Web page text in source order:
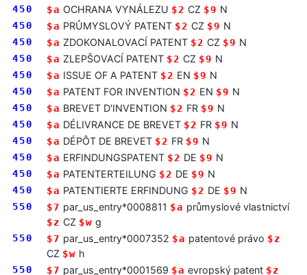
450 $a OCHRANA VYNÁLEZU $2 CZ $9 N
450 $a PRŮMYSLOVÝ PATENT $2 CZ $9 N
450 $a ZDOKONALOVACÍ PATENT $2 CZ $9 N
450 $a ZLEPŠOVACÍ PATENT $2 CZ $9 N
450 $a ISSUE OF A PATENT $2 EN $9 N
450 $a PATENT FOR INVENTION $2 EN $9 N
450 $a BREVET D'INVENTION $2 FR $9 N
450 $a DÉLIVRANCE DE BREVET $2 FR $9 N
450 $a DÉPÔT DE BREVET $2 FR $9 N
450 $a ERFINDUNGSPATENT $2 DE $9 N
450 $a PATENTERTEILUNG $2 DE $9 N
450 $a PATENTIERTE ERFINDUNG $2 DE $9 N
550 $7 par_us_entry*0008811 $a průmyslové vlastnictví
$z CZ $w g
550 $7 par_us_entry*0007352 $a patentové právo $z
CZ $w h
550 $7 par_us_entry*0001569 $a evropský patent $z